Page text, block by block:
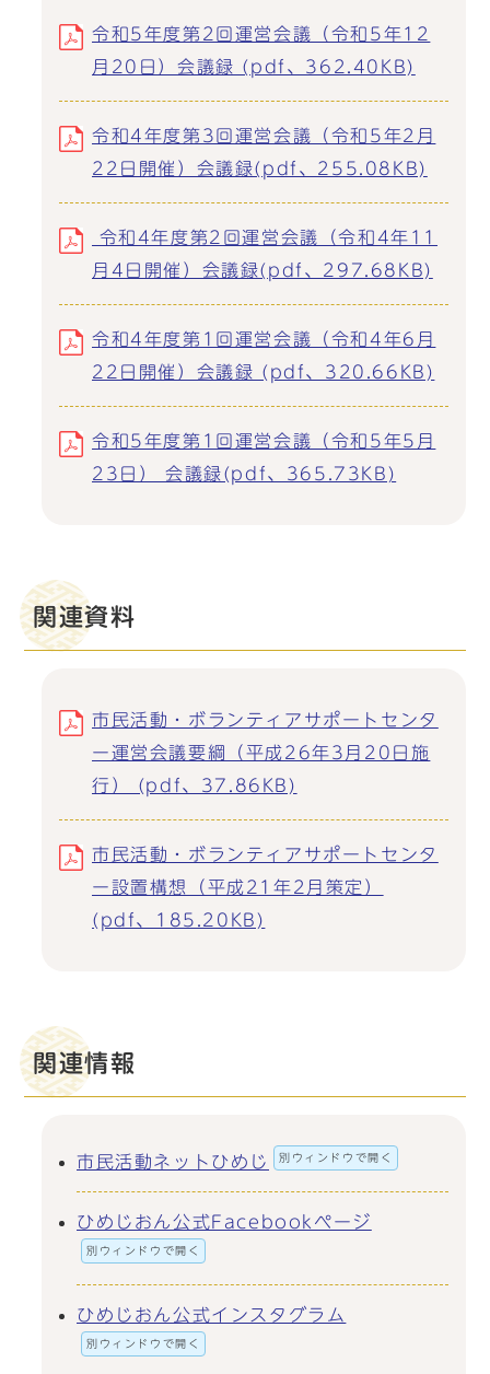
令和5年度第2回運営会議（令和5年12
月20日）会議録 (pdf、362.40KB)
令和4年度第3回運営会議（令和5年2月
22日開催）会議録(pdf、255.08KB)
令和4年度第2回運営会議（令和4年11
月4日開催）会議録(pdf、297.68KB)
令和4年度第1回運営会議（令和4年6月
22日開催）会議録 (pdf、320.66KB)
令和5年度第1回運営会議（令和5年5月
23日） 会議録(pdf、365.73KB)
関連資料
市民活動・ボランティアサポートセンタ
ー運営会議要綱（平成26年3月20日施
行） (pdf、37.86KB)
市民活動・ボランティアサポートセンタ
ー設置構想（平成21年2月策定）
(pdf、185.20KB)
関連情報
市民活動ネットひめじ 別ウィンドウで開く
ひめじおん公式Facebookページ
別ウィンドウで開く
ひめじおん公式インスタグラム
別ウィンドウで開く